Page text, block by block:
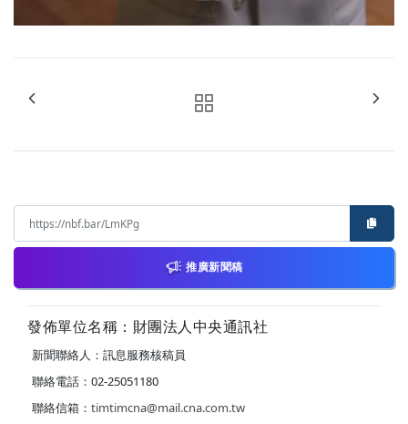
推廣新聞稿
發佈單位名稱：財團法人中央通訊社
新聞聯絡人：訊息服務核稿員
聯絡電話：02-25051180
聯絡信箱： timtimcna@mail.cna.com.tw